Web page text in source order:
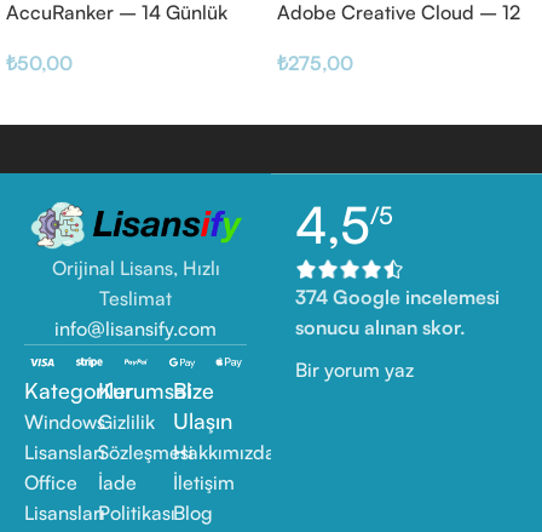
AccuRanker – 14 Günlük
₺50,00
Adobe Creative Cloud – 12
₺275,00
Orijinal Lisans, Hızlı
Teslimat
info@lisansify.com
Kategoriler
Windows
Lisansları
Office
Lisansları
Kurumsal
Gizlilik
Sözleşmesi
İade
Politikası
Bize
Ulaşın
Hakkımızda
İletişim
Blog
4,5/5
374 Google incelemesi
sonucu alınan skor.
Bir yorum yaz